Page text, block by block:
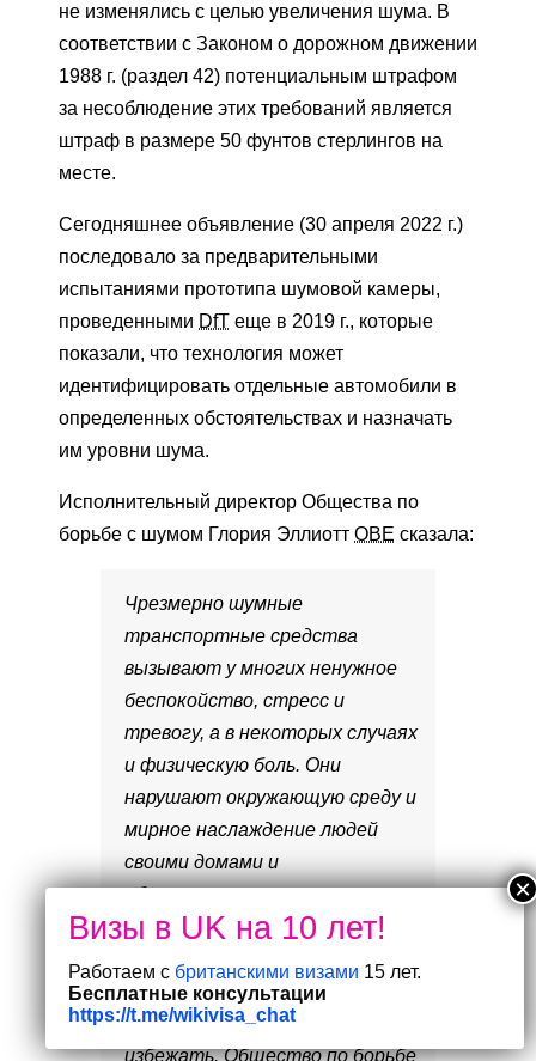
не изменялись с целью увеличения шума. В
соответствии с Законом о дорожном движении
1988 г. (раздел 42) потенциальным штрафом
за несоблюдение этих требований является
штраф в размере 50 фунтов стерлингов на
месте.
Сегодняшнее объявление (30 апреля 2022 г.)
последовало за предварительными
испытаниями прототипа шумовой камеры,
проведенными DfT еще в 2019 г., которые
показали, что технология может
идентифицировать отдельные автомобили в
определенных обстоятельствах и назначать
им уровни шума.
Исполнительный директор Общества по
борьбе с шумом Глория Эллиотт OBE сказала:
Чрезмерно шумные
транспортные средства
вызывают у многих ненужное
беспокойство, стресс и
тревогу, а в некоторых случаях
и физическую боль. Они
нарушают окружающую среду и
мирное наслаждение людей
своими домами и
общественными местами.
Сообщества по всей
страдают от этой болезни,
которой можно было бы
избежать. Общество по борьбе
Работаем с британскими визами 15 лет.
Бесплатные консультации
https://t.me/wikivisa_chat